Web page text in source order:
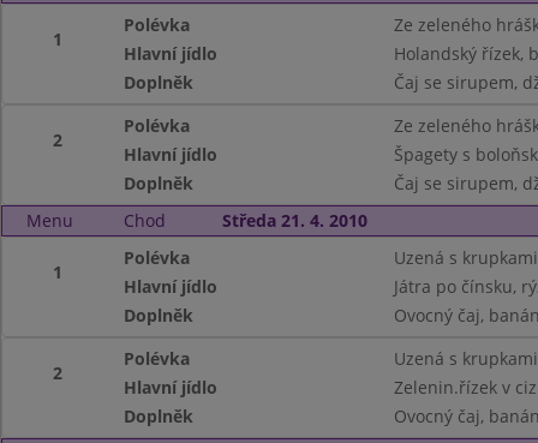
1
Polévka
Ze zeleného
Hlavní jídlo
Holandský řízek,
Doplněk
Čaj se sirupem,
2
Polévka
Ze zeleného
Hlavní jídlo
Špagety s
Doplněk
Čaj se sirupem,
Menu
Chod Středa 21. 4. 2010
1
Polévka
Uzená s krupkami
Hlavní jídlo
Játra po čínsku,
Doplněk
Ovocný čaj,
2
Polévka
Uzená s krupkami
Hlavní jídlo
Zelenin.řízek v
Doplněk
Ovocný čaj,